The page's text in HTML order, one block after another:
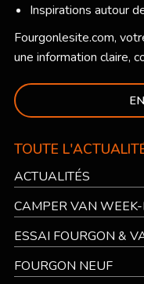
Inspirations autour
Fourgonlesite.com,
une information claire,
TOUTE
ACTUALITÉS
CAMPER VAN
ESSAI FOURGON &
FOURGON NEUF